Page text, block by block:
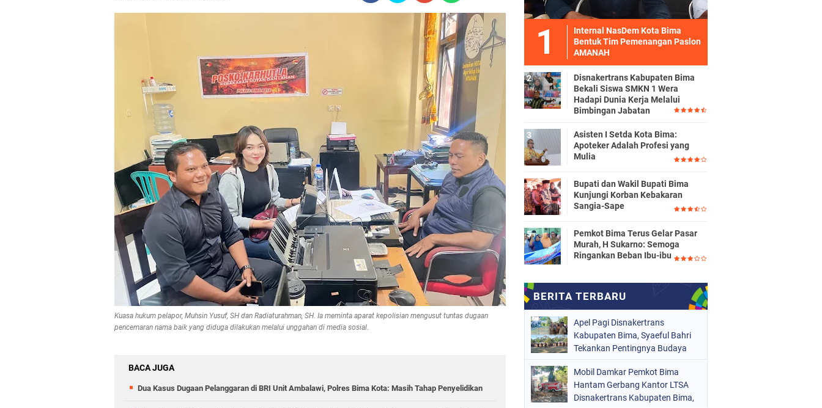
Kuasa hukum pelapor, Muhsin Yusuf, SH dan Radiaturahman, SH. Ia meminta aparat kepolisian mengusut tuntas dugaan
pencemaran nama baik yang diduga dilakukan melalui unggahan di media sosial.
BACA JUGA
Dua Kasus Dugaan Pelanggaran di BRI Unit Ambalawi, Polres Bima Kota: Masih Tahap Penyelidikan
Internal NasDem Kota Bima
Bentuk Tim Pemenangan Paslon
AMANAH
Disnakertrans Kabupaten Bima
Bekali Siswa SMKN 1 Wera
Hadapi Dunia Kerja Melalui
Bimbingan Jabatan
Asisten I Setda Kota Bima:
Apoteker Adalah Profesi yang
Mulia
Bupati dan Wakil Bupati Bima
Kunjungi Korban Kebakaran
Sangia-Sape
Pemkot Bima Terus Gelar Pasar
Murah, H Sukarno: Semoga
Ringankan Beban Ibu-ibu
Apel Pagi Disnakertrans
Kabupaten Bima, Syaeful Bahri
Tekankan Pentingnya Budaya
Mobil Damkar Pemkot Bima
Hantam Gerbang Kantor LTSA
Disnakertrans Kabupaten Bima,